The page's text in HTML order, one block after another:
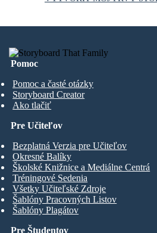
Pomoc
Pomoc a časté otázky
Storyboard Creator
Ako tlačiť
Pre Študentov
Pre Učiteľov
Bezplatná Verzia pre Učiteľov
Okresné Balíky
Školské Knižnice a Mediálne Centrá
Tréningové Sedenia
Všetky Učiteľské Zdroje
Šablóny Pracovných Listov
Šablóny Plagátov